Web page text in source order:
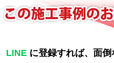
LINEに登録すれば、面倒